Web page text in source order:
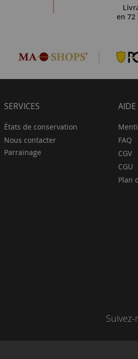
en 72
SERVICES
États de conservation
Nous contacter
Parrainage
AIDE
FAQ
CGV
CGU
Plan